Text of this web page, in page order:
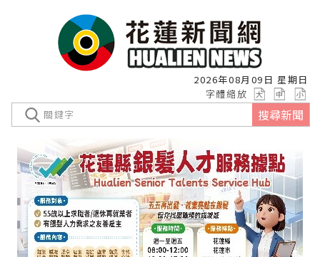
2026年08月09日 星期日
字體縮放
搜尋新聞